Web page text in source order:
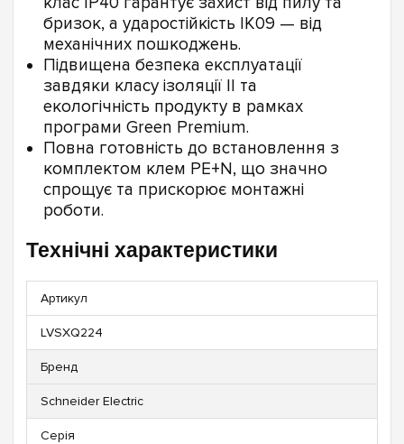
бризок, а ударостійкість IK09 — від
механічних пошкоджень.
Підвищена безпека експлуатації
завдяки класу ізоляції II та
екологічність продукту в рамках
програми Green Premium.
Повна готовність до встановлення з
комплектом клем PE+N, що значно
спрощує та прискорює монтажні
роботи.
Технічні характеристики
Артикул
LVSXQ224
Бренд
Schneider Electric
Серія